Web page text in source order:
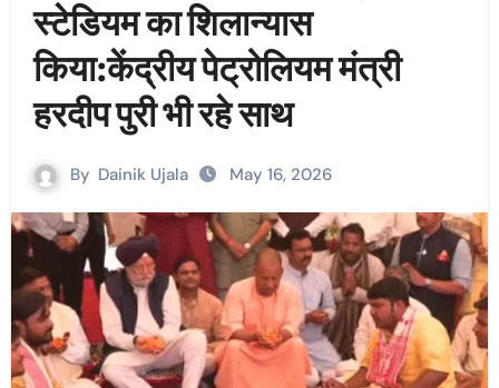
स्टेडियम का शिलान्यास
किया:केंद्रीय पेट्रोलियम मंत्री
हरदीप पुरी भी रहे साथ
By Dainik Ujala May 16, 2026